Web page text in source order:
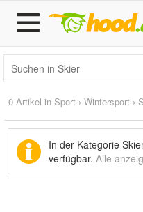
0 Artikel in Sport › Wintersport ›
In der Kategorie
verfügbar. Alle